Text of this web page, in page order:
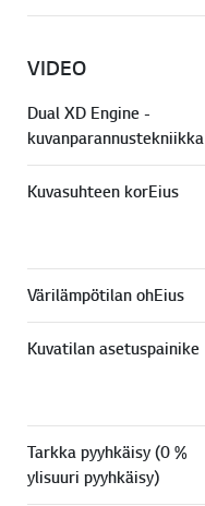
VIDEO
Dual XD Engine -
kuvanparannustekniikka
Kuvasuhteen korEius
Värilämpötilan ohEius
Kuvatilan asetuspainike
Tarkka pyyhkäisy (0 %
ylisuuri pyyhkäisy)